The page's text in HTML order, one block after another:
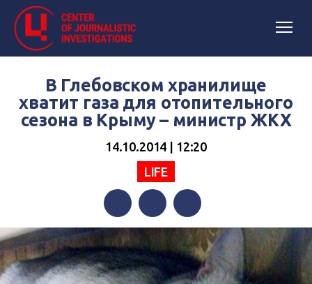
В Глебовском хранилище
хватит газа для отопительного
сезона в Крыму – министр ЖКХ
14.10.2014 | 12:20
LIFE
FacebookTwitterTelegram